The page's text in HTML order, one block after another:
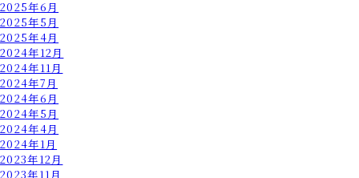
2025年6月
2025年5月
2025年4月
2024年12月
2024年11月
2024年7月
2024年6月
2024年5月
2024年4月
2024年1月
2023年12月
2023年11月